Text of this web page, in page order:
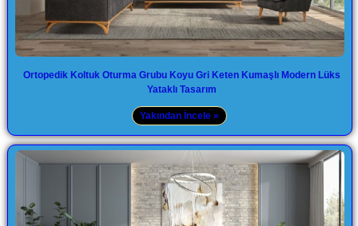
Ortopedik Koltuk Oturma Grubu Koyu Gri Keten Kumaşlı Modern Lüks
Yataklı Tasarım
Yakından İncele »